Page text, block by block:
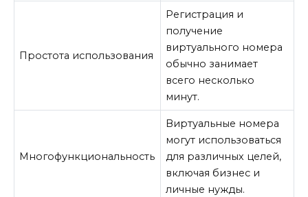
Простота использования
Регистрация и
получение
виртуального номера
обычно занимает
всего несколько
минут.
Многофункциональность
Виртуальные номера
могут использоваться
для различных целей,
включая бизнес и
личные нужды.